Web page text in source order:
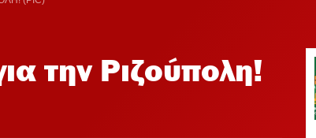
την Ριζούπολη!